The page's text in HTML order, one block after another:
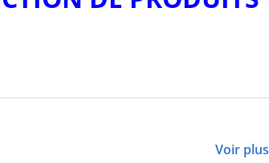
Voir plus